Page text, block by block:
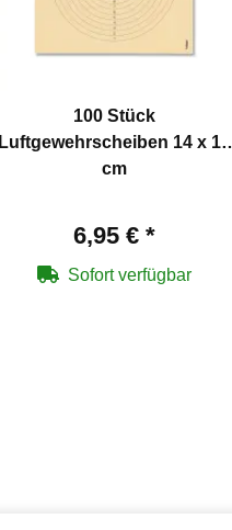
100 Stück
Luftgewehrscheiben 14 x 14
cm
6,95 € *
Sofort verfügbar